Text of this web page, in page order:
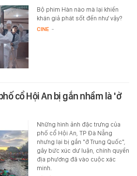
Bộ phim Hàn nào mà lại khiến
khán giả phát sốt đến như vậy?
CINE -
cổ Hội An bị gắn nhầm là 'ở
Những hình ảnh đặc trưng của
phố cổ Hội An, TP Đà Nẵng
nhưng lại bị gắn "ở Trung Quốc",
gây bức xúc dư luận, chính quyền
địa phương đã vào cuộc xác
minh.